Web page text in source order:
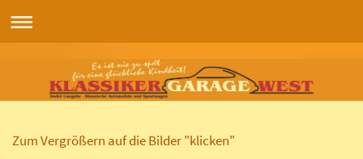
Zum Vergrößern auf die Bilder "klicken"